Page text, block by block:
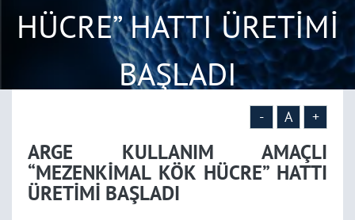
HÜCRE” HATTI ÜRETİMİ
BAŞLADI
- A +
ARGE KULLANIM AMAÇLI
“MEZENKİMAL KÖK HÜCRE” HATTI
ÜRETİMİ BAŞLADI